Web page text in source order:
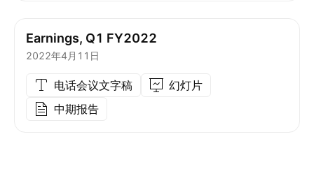
Earnings, Q1 FY2022
2022年4月11日
电话会议文字稿
幻灯片
中期报告